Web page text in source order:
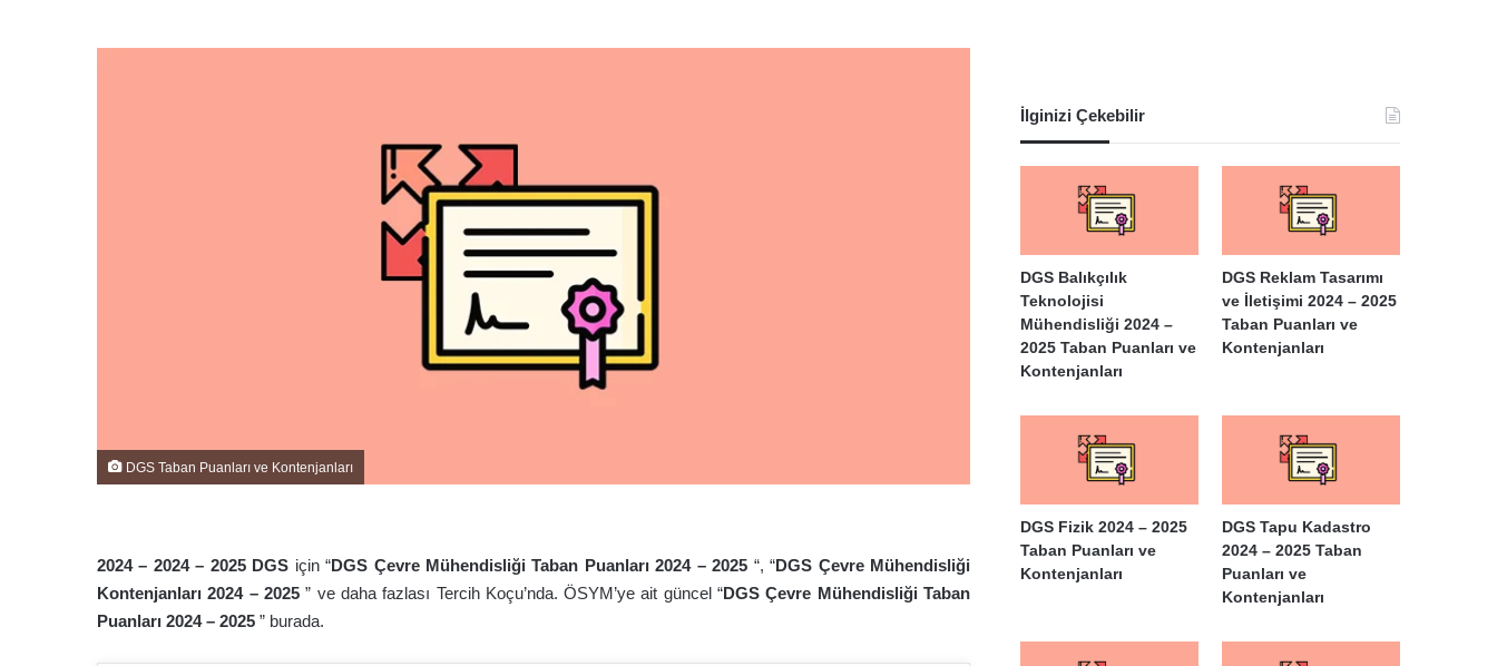
DGS Taban Puanları ve Kontenjanları
2024 – 2024 – 2025DGS için “DGS Çevre Mühendisliği Taban Puanları 2024 – 2025 “, “DGS Çevre Mühendisliği
Kontenjanları 2024 – 2025 ” ve daha fazlası Tercih Koçu’nda. ÖSYM’ye ait güncel “DGS Çevre Mühendisliği Taban
Puanları 2024 – 2025 ” burada.
İlginizi Çekebilir
DGS Balıkçılık
Teknolojisi
Mühendisliği 2024 –
2025 Taban Puanları ve
Kontenjanları
DGS Reklam Tasarımı
ve İletişimi 2024 – 2025
Taban Puanları ve
Kontenjanları
DGS Fizik 2024 – 2025
Taban Puanları ve
Kontenjanları
DGS Tapu Kadastro
2024 – 2025 Taban
Puanları ve
Kontenjanları